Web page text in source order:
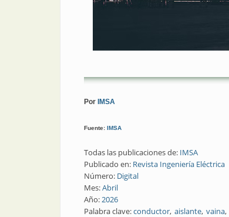
Por IMSA
Fuente: IMSA
Todas las publicaciones de: IMSA
Publicado en: Revista Ingeniería Eléctrica
Número: Digital
Mes:Abril
Año:2026
Palabra clave:conductor aislante vaina